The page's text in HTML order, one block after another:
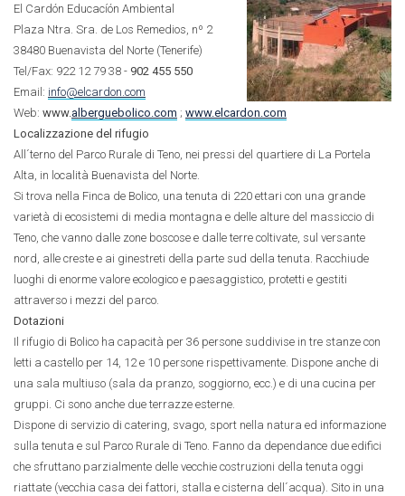
El Cardón Educacíón Ambiental
Plaza Ntra. Sra. de Los Remedios, nº 2
38480 Buenavista del Norte (Tenerife)
Tel/Fax: 922 12 79 38 - 902 455 550
Email: info@elcardon.com
Web: www.alberguebolico.com ; www.elcardon.com
Localizzazione del rifugio
All´terno del Parco Rurale di Teno, nei pressi del quartiere di La Portela
Alta, in località Buenavista del Norte.
Si trova nella Finca de Bolico, una tenuta di 220 ettari con una grande
varietà di ecosistemi di media montagna e delle alture del massiccio di
Teno, che vanno dalle zone boscose e dalle terre coltivate, sul versante
nord, alle creste e ai ginestreti della parte sud della tenuta. Racchiude
luoghi di enorme valore ecologico e paesaggistico, protetti e gestiti
attraverso i mezzi del parco.
Dotazioni
Il rifugio di Bolico ha capacità per 36 persone suddivise in tre stanze con
letti a castello per 14, 12 e 10 persone rispettivamente. Dispone anche di
una sala multiuso (sala da pranzo, soggiorno, ecc.) e di una cucina per
gruppi. Ci sono anche due terrazze esterne.
Dispone di servizio di catering, svago, sport nella natura ed informazione
sulla tenuta e sul Parco Rurale di Teno. Fanno da dependance due edifici
che sfruttano parzialmente delle vecchie costruzioni della tenuta oggi
riattate (vecchia casa dei fattori, stalla e cisterna dell´acqua). Sito in una